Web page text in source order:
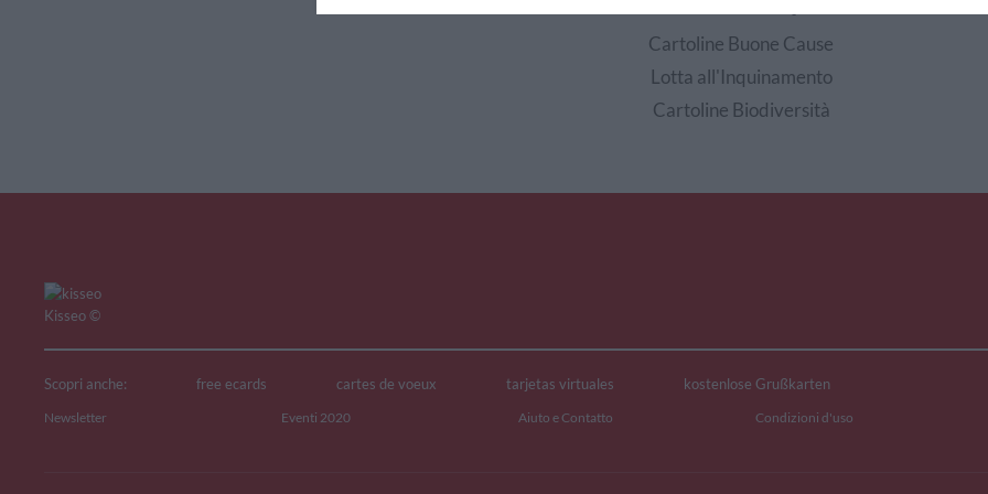
Cartoline Buone Cause
Lotta all'Inquinamento
Cartoline Biodiversità
Kisseo©
Scopri anche: free ecards cartes de voeux tarjetas virtuales kostenlose Grußkarten
Newsletter Eventi 2020 Aiuto e Contatto Condizioni d'uso